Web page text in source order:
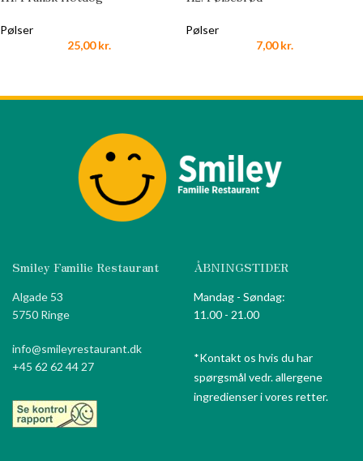
Pølser
25,00kr.
Pølser
7,00kr.
Smiley Familie Restaurant
Algade 53
5750 Ringe
info@smileyrestaurant.dk
+45 62 62 44 27
ÅBNINGSTIDER
Mandag - Søndag:
11.00 - 21.00
*Kontakt os hvis du har
spørgsmål vedr. allergene
ingredienser i vores retter.